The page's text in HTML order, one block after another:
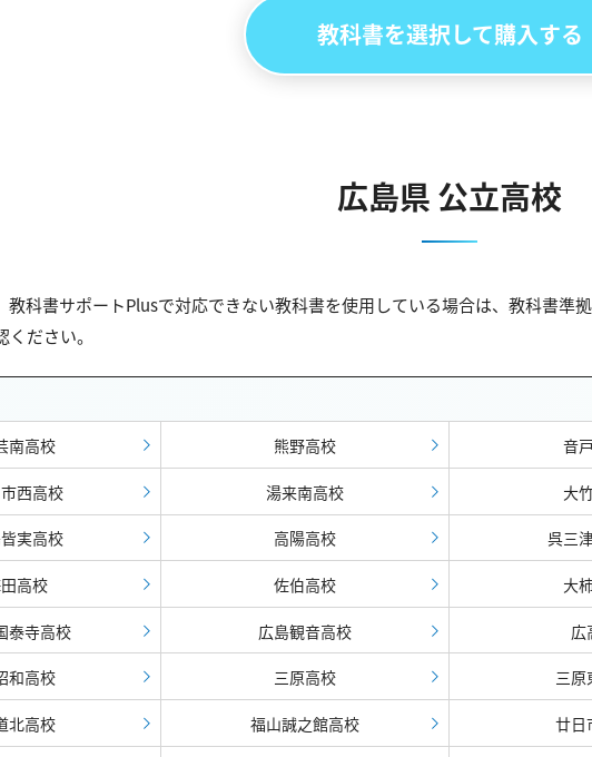
教科書を選択して購入する
広島県 公立高校
科書サポートPlusで対応できない教科書を使用している場合は、教科書準
ください。
南高校 熊野高校 音
西高校 湯来南高校 大
実高校 高陽高校 呉三
高校 佐伯高校 大
泰寺高校 広島観音高校 広
和高校 三原高校 三原
北高校 福山誠之館高校 廿日